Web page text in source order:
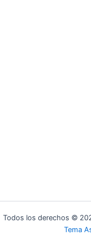
Todos los derechos ©
Tema